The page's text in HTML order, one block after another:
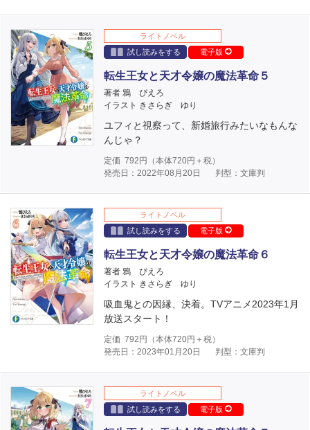
ライトノベル
試し読みをする
電子版
転生王女と天才令嬢の魔法革命５
著者 鴉 ぴえろ
イラスト きさらぎ ゆり
ユフィと視察って、新婚旅行みたいなもんな
んじゃ？
定価 792 円（本体720円＋税）
発売日：2022年08月20日
判型：文庫判
ライトノベル
試し読みをする
電子版
転生王女と天才令嬢の魔法革命６
著者 鴉 ぴえろ
イラスト きさらぎ ゆり
吸血鬼との因縁、決着。TVアニメ2023年1月
放送スタート！
定価 792 円（本体720円＋税）
発売日：2023年01月20日
判型：文庫判
ライトノベル
試し読みをする
電子版